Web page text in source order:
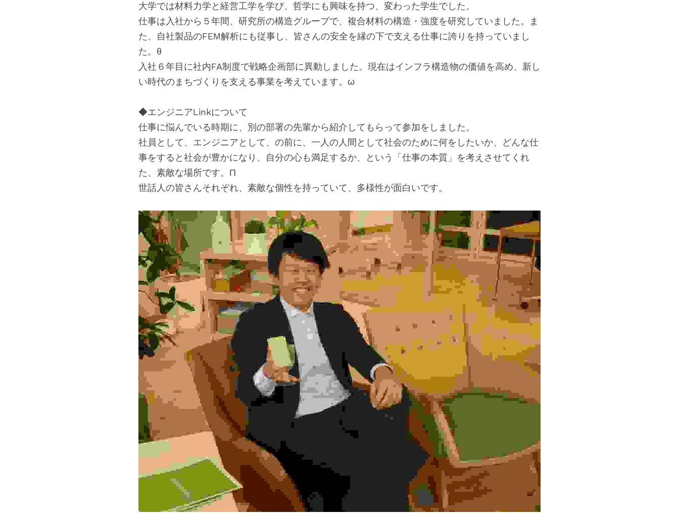
大学では材料力学と経営工学を学び、哲学にも興味を持つ、変わった学生でした。
仕事は入社から５年間、研究所の構造グループで、複合材料の構造・強度を研究していました。ま
た、自社製品のFEM解析にも従事し、皆さんの安全を縁の下で支える仕事に誇りを持っていまし
た。θ
入社６年目に社内FA制度で戦略企画部に異動しました。現在はインフラ構造物の価値を高め、新し
い時代のまちづくりを支える事業を考えています。ω
◆エンジニアLinkについて
仕事に悩んでいる時期に、別の部署の先輩から紹介してもらって参加をしました。
社員として、エンジニアとして、の前に、一人の人間として社会のために何をしたいか、どんな仕
事をすると社会が豊かになり、自分の心も満足するか、という「仕事の本質」を考えさせてくれ
た、素敵な場所です。Π
世話人の皆さんそれぞれ、素敵な個性を持っていて、多様性が面白いです。